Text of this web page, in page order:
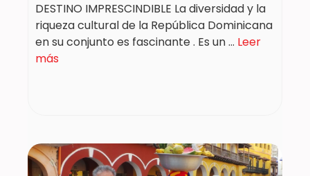
DESTINO IMPRESCINDIBLE La diversidad y la
riqueza cultural de la República Dominicana
en su conjunto es fascinante . Es un ... Leer
más